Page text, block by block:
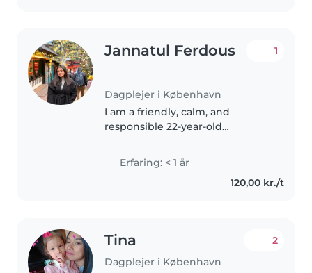
Jannatul Ferdous
Dagplejer i København
1
I am a friendly, calm, and
responsible 22-year-old
of experience caring for children
of all ages, from babies to
teenagers. While I don't have
Erfaring: < 1 år
120,00 kr./t
Tina
Dagplejer i København
2